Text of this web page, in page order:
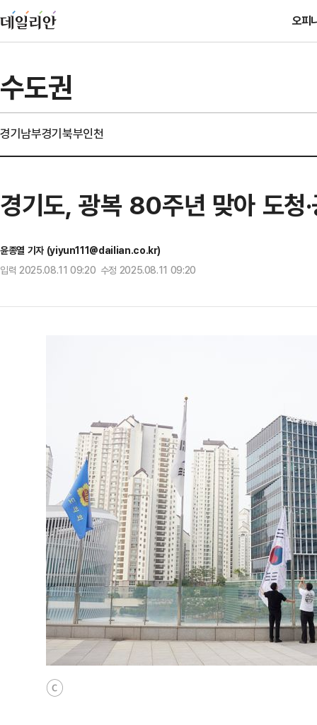
오피
수도권
경기남부경기북부인천
경기도, 광복 80주년 맞아 도청
윤종열 기자 (yiyun111@dailian.co.kr)
입력 2025.08.11 09:20 수정 2025.08.11 09:20
ⓒ